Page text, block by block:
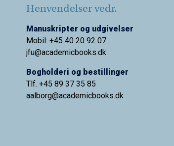
Henvendelser vedr.
Manuskripter og udgivelser
Mobil: +45 40 20 92 07
jfu@academicbooks.dk
Bogholderi og bestillinger
Tlf. +45 89 37 35 85
aalborg@academicbooks.dk